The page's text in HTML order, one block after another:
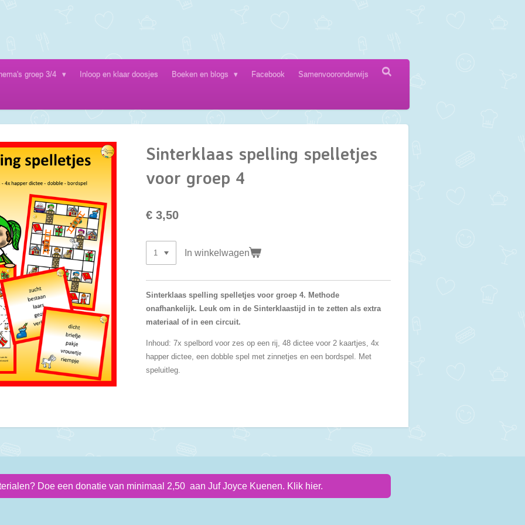
groep 3/4 Inloop en klaar doosjes Boeken en blogs Facebook Samenvooronderwijs
Sinterklaas spelling spelletjes
voor groep 4
€ 3,50
In winkelwagen
Sinterklaas spelling spelletjes voor groep 4. Methode
onafhankelijk. Leuk om in de Sinterklaastijd in te zetten als extra
materiaal of in een circuit.
Inhoud: 7x spelbord voor zes op een rij, 48 dictee voor 2 kaartjes, 4x
happer dictee, een dobble spel met zinnetjes en een bordspel. Met
speluitleg.
Doe een donatie van minimaal 2,50 aan Juf Joyce Kuenen. Klik hier.